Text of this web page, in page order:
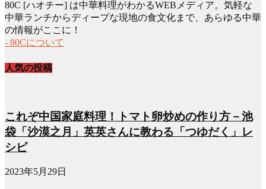
カ
イ
ブ
80C [ハオチー] は中華料理がわかるWEBメディア。気軽な
中華ランチからディープな現地の食文化まで、あらゆる中華
の情報がここに！
- 80Cについて
人気の投稿
これぞ中国家庭料理！トマト卵炒めの作り方－池
袋「沙漠之月」英英さんに教わる「つゆだく」レ
シピ
2023年5月29日